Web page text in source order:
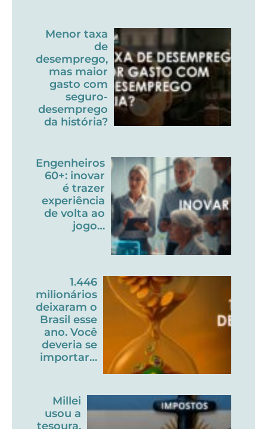
Menor taxa
de
desemprego,
mas maior
gasto com
seguro-
desemprego
da história?
Engenheiros
60+: inovar
é trazer
experiência
de volta ao
jogo…
1.446
milionários
deixaram o
Brasil esse
ano. Você
deveria se
importar…
Millei
usou a
tesoura.